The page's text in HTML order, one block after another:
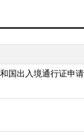
国出入境通行证申